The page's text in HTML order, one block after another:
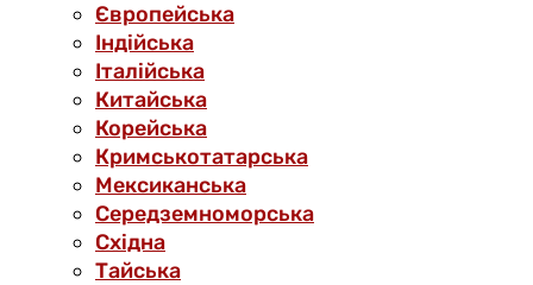
Європейська
Індійська
Італійська
Китайська
Корейська
Кримськотатарська
Мексиканська
Середземноморська
Східна
Тайська